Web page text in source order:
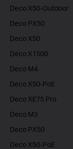
Deco X50-Outdoor
Deco PX50
Deco X50
Deco X1500
Deco M4
Deco X50-PoE
Deco XE75 Pro
Deco M3
Deco PX50
Deco X50-PoE